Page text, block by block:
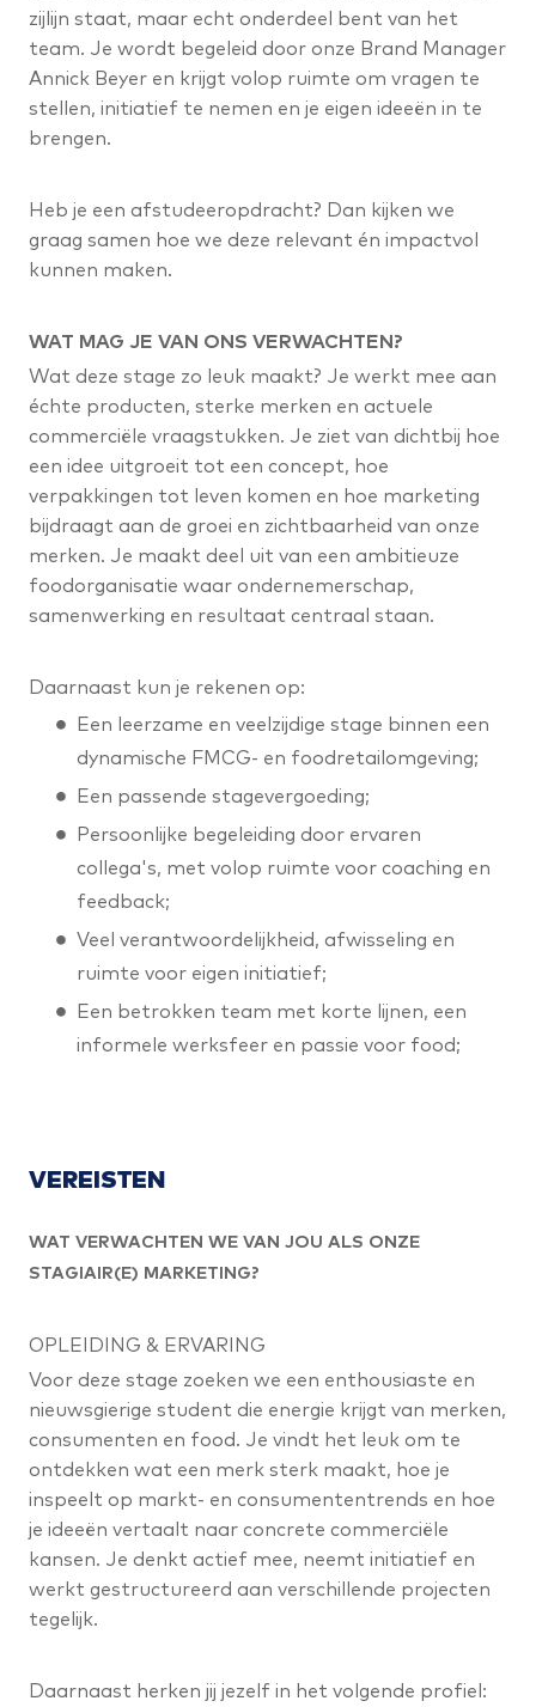
zijlijn staat, maar echt onderdeel bent van het
team. Je wordt begeleid door onze Brand Manager
Annick Beyer en krijgt volop ruimte om vragen te
stellen, initiatief te nemen en je eigen ideeën in te
brengen.
Heb je een afstudeeropdracht? Dan kijken we
graag samen hoe we deze relevant én impactvol
kunnen maken.
WAT MAG JE VAN ONS VERWACHTEN?
Wat deze stage zo leuk maakt? Je werkt mee aan
échte producten, sterke merken en actuele
commerciële vraagstukken. Je ziet van dichtbij hoe
een idee uitgroeit tot een concept, hoe
verpakkingen tot leven komen en hoe marketing
bijdraagt aan de groei en zichtbaarheid van onze
merken. Je maakt deel uit van een ambitieuze
foodorganisatie waar ondernemerschap,
samenwerking en resultaat centraal staan.
Daarnaast kun je rekenen op:
Een leerzame en veelzijdige stage binnen een
dynamische FMCG- en foodretailomgeving;
Een passende stagevergoeding;
Persoonlijke begeleiding door ervaren
collega's, met volop ruimte voor coaching en
feedback;
Veel verantwoordelijkheid, afwisseling en
ruimte voor eigen initiatief;
Een betrokken team met korte lijnen, een
informele werksfeer en passie voor food;
VEREISTEN
WAT VERWACHTEN WE VAN JOU ALS ONZE
STAGIAIR(E) MARKETING?
OPLEIDING & ERVARING
Voor deze stage zoeken we een enthousiaste en
nieuwsgierige student die energie krijgt van merken,
consumenten en food. Je vindt het leuk om te
ontdekken wat een merk sterk maakt, hoe je
inspeelt op markt- en consumententrends en hoe
je ideeën vertaalt naar concrete commerciële
kansen. Je denkt actief mee, neemt initiatief en
werkt gestructureerd aan verschillende projecten
tegelijk.
Daarnaast herken jij jezelf in het volgende profiel: